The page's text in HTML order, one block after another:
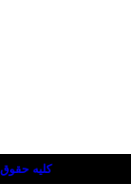
کلیه